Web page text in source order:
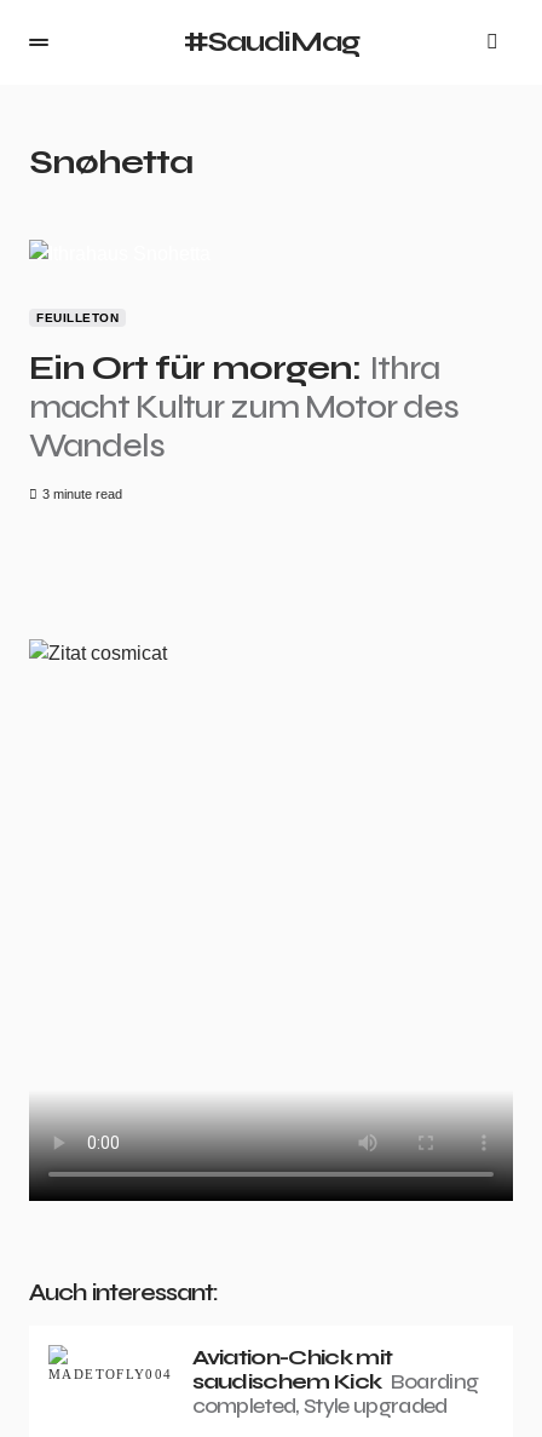
#SaudiMag
Snøhetta
FEUILLETON
Ein Ort für morgen: Ithra
macht Kultur zum Motor des
Wandels
3 minute read
Auch interessant:
Aviation-Chick mit
saudischem Kick Boarding
completed, Style upgraded